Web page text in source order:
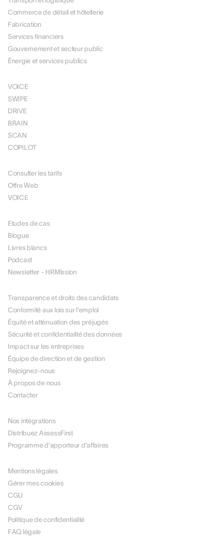
Commerce de détail et hôtellerie
Fabrication
Services financiers
Gouvernement et secteur public
Énergie et services publics
VOICE
SWIPE
DRIVE
BRAIN
SCAN
COPILOT
Consulter les tarifs
Offre Web
VOICE
Etudes de cas
Blogue
Livres blancs
Podcast
Newsletter - HRMission
Transparence et droits des candidats
Conformité aux lois sur l'emploi
Équité et atténuation des préjugés
Sécurité et confidentialité des données
Impact sur les entreprises
Équipe de direction et de gestion
Rejoignez-nous
À propos de nous
Contacter
Nos intégrations
Distribuez AssessFirst
Programme d’apporteur d’affaires
Mentions légales
Gérer mes cookies
CGU
CGV
Politique de confidentialité
FAQ légale